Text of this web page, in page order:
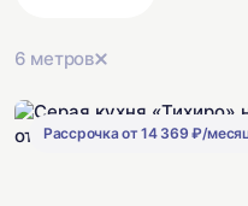
6 метров
Рассрочка от 14 369 ₽/